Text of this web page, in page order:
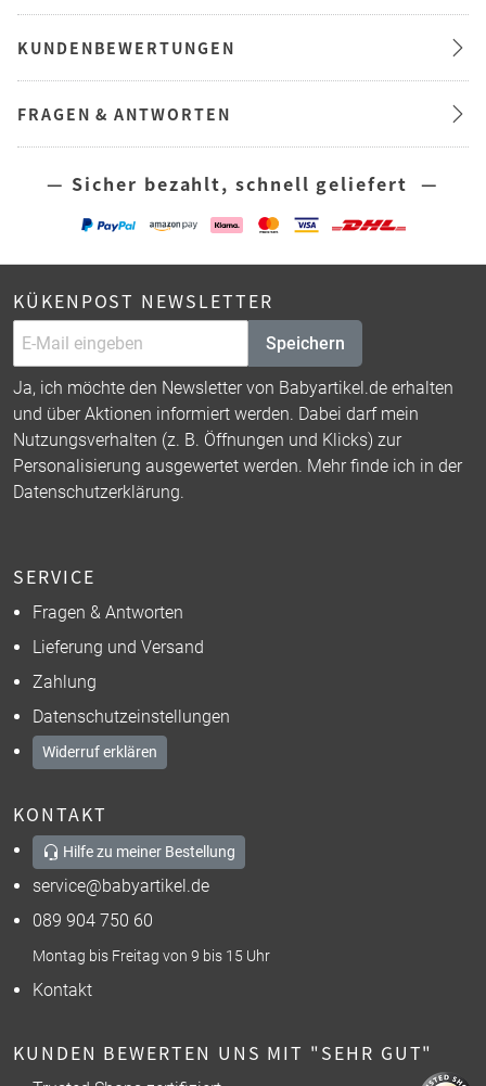
KUNDENBEWERTUNGEN
FRAGEN & ANTWORTEN
— Sicher bezahlt, schnell geliefert —
KÜKENPOST NEWSLETTER
Speichern
Ja, ich möchte den Newsletter von Babyartikel.de erhalten
und über Aktionen informiert werden. Dabei darf mein
Nutzungsverhalten (z. B. Öffnungen und Klicks) zur
Personalisierung ausgewertet werden. Mehr finde ich in der
Datenschutzerklärung.
SERVICE
Fragen & Antworten
Lieferung und Versand
Zahlung
Datenschutzeinstellungen
Widerruf erklären
KONTAKT
Hilfe zu meiner Bestellung
service@babyartikel.de
089 904 750 60
Montag bis Freitag von 9 bis 15 Uhr
Kontakt
KUNDEN BEWERTEN UNS MIT "SEHR GUT"